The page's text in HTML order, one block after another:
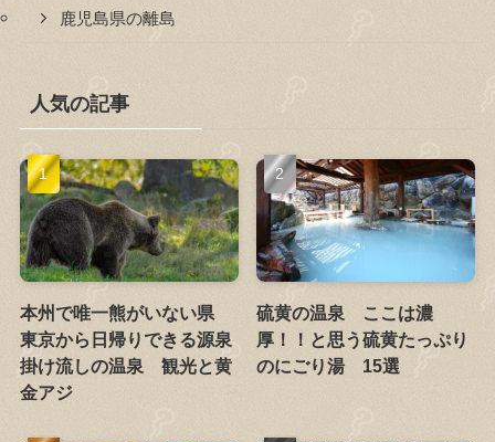
鹿児島県の離島
人気の記事
本州で唯一熊がいない県
東京から日帰りできる源泉
掛け流しの温泉 観光と黄
金アジ
硫黄の温泉 ここは濃
厚！！と思う硫黄たっぷり
のにごり湯 15選